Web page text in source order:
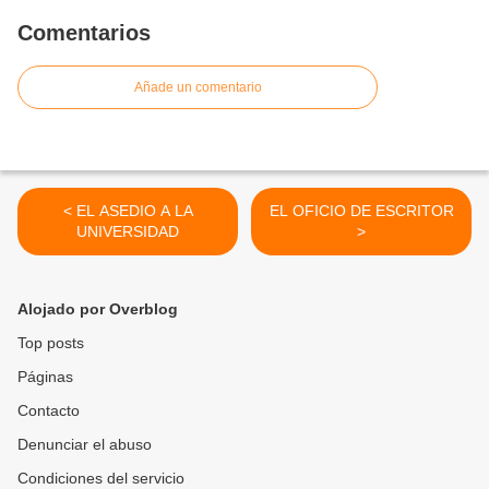
Comentarios
Añade un comentario
< EL ASEDIO A LA
UNIVERSIDAD
EL OFICIO DE ESCRITOR
>
Alojado por Overblog
Top posts
Páginas
Contacto
Denunciar el abuso
Condiciones del servicio